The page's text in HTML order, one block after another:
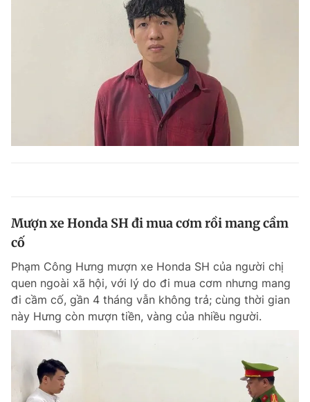
Mượn xe Honda SH đi mua cơm rồi mang cầm
cố
Phạm Công Hưng mượn xe Honda SH của người chị
quen ngoài xã hội, với lý do đi mua cơm nhưng mang
đi cầm cố, gần 4 tháng vẫn không trả; cùng thời gian
này Hưng còn mượn tiền, vàng của nhiều người.